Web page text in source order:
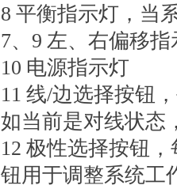
8 平衡指示灯，当
7、9 左、右偏移
10 电源指示灯
11 线/边选择按钮
如当前是对线状态
12 极性选择按钮
钮用于调整系统工